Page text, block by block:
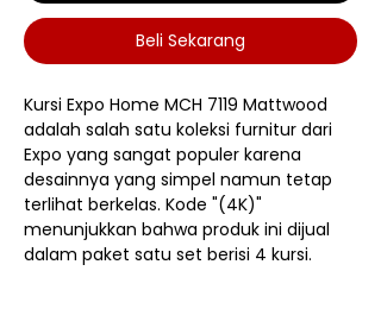
Beli Sekarang
Kursi Expo Home MCH 7119 Mattwood
adalah salah satu koleksi furnitur dari
Expo yang sangat populer karena
desainnya yang simpel namun tetap
terlihat berkelas. Kode "(4K)"
menunjukkan bahwa produk ini dijual
dalam paket satu set berisi 4 kursi.